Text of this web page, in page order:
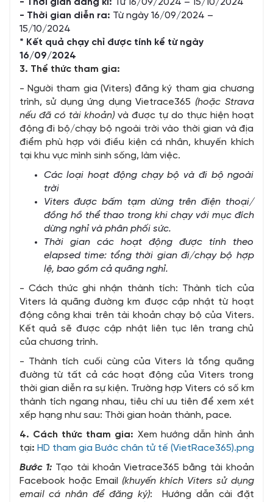
- Thời gian đăng kí:
Từ 16/09/2024 – 15/10/2024
- Thời gian diễn ra: Từ ngày 16/09/2024 –
15/10/2024
* Kết quả chạy chỉ được tính kể từ ngày
16/09/2024
3. Thể thức tham gia:
- Người tham gia (Viters) đăng ký tham gia chương
trình, sử dụng ứng dụng Vietrace365 (hoặc Strava
nếu đã có tài khoản) và được tự do thực hiện hoạt
động đi bộ/chạy bộ ngoài trời vào thời gian và địa
điểm phù hợp với điều kiện cá nhân, khuyến khích
tại khu vực mình sinh sống, làm việc.
Các loại hoạt động chạy bộ và đi bộ ngoài
trời
Viters được bấm tạm dừng trên điện thoại/
đồng hồ thể thao trong khi chạy với mục đích
dừng nghỉ và phân phối sức.
Thời gian các hoạt động được tính theo
elapsed time: tổng thời gian đi/chạy bộ hợp
lệ, bao gồm cảquãngnghỉ.
- Cách thức ghi nhận thành tích: Thành tích của
Viters là quãng đường km được cập nhật từ hoạt
động công khai trên tài khoản chạy bộ của Viters.
Kết quả sẽ được cập nhật liên tục lên trang chủ
của chương trình.
- Thành tích cuối cùng của Viters là tổng quãng
đường từ tất cả các hoạt động của Viters trong
thời gian diễn ra sự kiện. Trường hợp Viters có số km
thành tích ngang nhau, tiêu chí ưu tiên để xem xét
xếp hạng như sau: Thời gian hoàn thành, pace.
4. Cách thức tham gia: Xem hướng dẫn hình ảnh
tại: HD tham gia Bước chân tử tế (VietRace365).png
Bước 1: Tạo tài khoản Vietrace365 bằng tài khoản
Facebook hoặc Email (khuyến khích Viters sử dụng
email cá nhân để đăng ký): Hướng dẫn cài đặt